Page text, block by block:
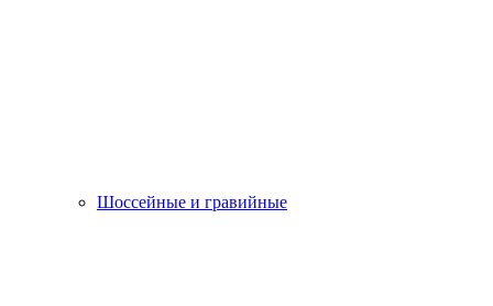
Шоссейные и гравийные